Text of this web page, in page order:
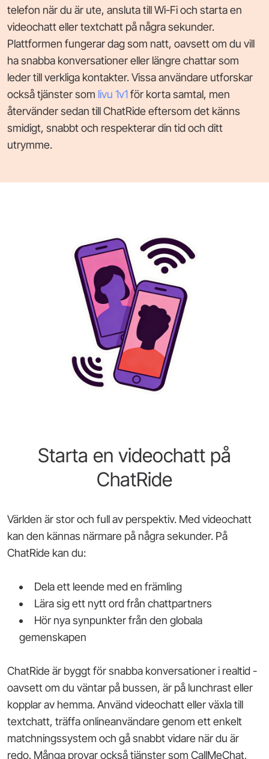
telefon när du är ute, ansluta till Wi-Fi och starta en
videochatt eller textchatt på några sekunder.
Plattformen fungerar dag som natt, oavsett om du vill
ha snabba konversationer eller längre chattar som
leder till verkliga kontakter. Vissa användare utforskar
också tjänster som livu 1v1för korta samtal, men
återvänder sedan till ChatRide eftersom det känns
smidigt, snabbt och respekterar din tid och ditt
utrymme.
Starta en videochatt på
ChatRide
Världen är stor och full av perspektiv. Med videochatt
kan den kännas närmare på några sekunder. På
ChatRide kan du:
Dela ett leende med en främling
Lära sig ett nytt ord från chattpartners
Hör nya synpunkter från den globala
gemenskapen
ChatRide är byggt för snabba konversationer i realtid -
oavsett om du väntar på bussen, är på lunchrast eller
kopplar av hemma. Använd videochatt eller växla till
textchatt, träffa onlineanvändare genom ett enkelt
matchningssystem och gå snabbt vidare när du är
redo. Många provar också tjänster som CallMeChat,